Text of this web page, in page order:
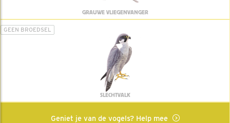
GRAUWE VLIEGENVANGER
GEEN BROEDSEL
SLECHTVALK
Geniet je van de vogels? Help mee